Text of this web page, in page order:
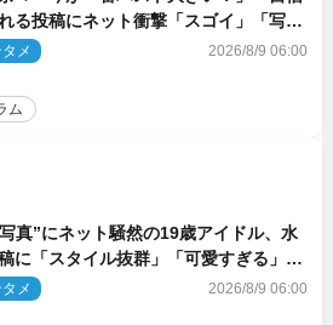
る投稿にネット衝撃「スゴイ」「写真
して欲しい」
メ 2026/8/9 06:00
ム
真”にネット騒然の19歳アイドル、水
に「スタイル抜群」「可愛すぎる」と
声
メ 2026/8/9 06:00